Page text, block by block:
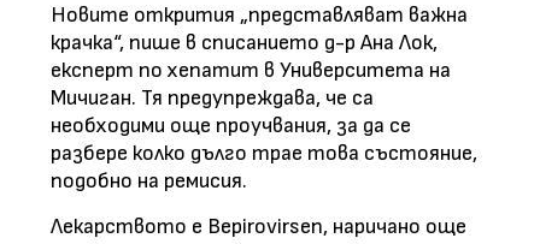
Новите открития „представляват важна
крачка“, пише в списанието д-р Ана Лок,
експерт по хепатит в Университета на
Мичиган. Тя предупреждава, че са
необходими още проучвания, за да се
разбере колко дълго трае това състояние,
подобно на ремисия.
Лекарството е Bepirovirsen, наричано още